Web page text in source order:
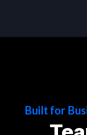
Built for